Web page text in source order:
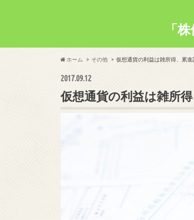
「
ホーム その他 仮想通貨の利益は雑所得、累
2017.09.12
仮想通貨の利益は雑所